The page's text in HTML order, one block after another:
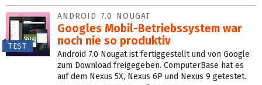
TEST
ANDROID 7.0 NOUGAT
Googles Mobil-Betriebssystem war
noch nie so produktiv
Android 7.0 Nougat ist fertiggestellt und von Google
zum Download freigegeben. ComputerBase hat es
auf dem Nexus 5X, Nexus 6P und Nexus 9 getestet.